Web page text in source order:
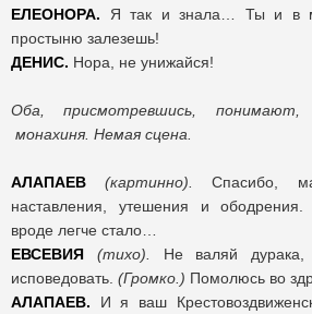
ЕЛЕОНОРА. Я так и знала… Ты и в
простыню залезешь!
ДЕНИС. Нора, не унижайся!
Оба, присмотревшись,
монахиня. Немая сцена.
АЛАПАЕВ (картинно).
Спасибо,
наставления, утешения и
вроде легче стало…
ЕВСЕВИЯ
(тихо).
Не валяй
исповедовать. (Громко.) Помолюсь во
АЛАПАЕВ. И я ваш